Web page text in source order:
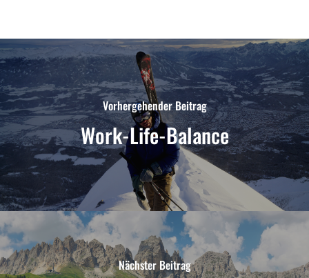
Vorhergehender Beitrag
Work-Life-Balance
Nächster Beitrag